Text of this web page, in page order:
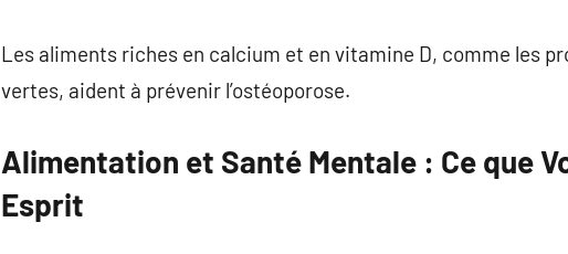
Les aliments riches en calcium et en vitamine D, comme les
vertes, aident à prévenir l’ostéoporose.
Alimentation et Santé Mentale : Ce que
Esprit